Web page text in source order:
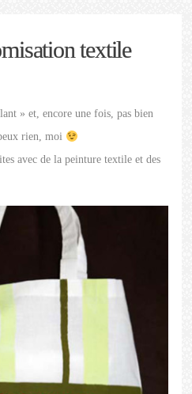
textile
» et, encore une fois, pas bien
rien, moi
avec de la peinture textile et des